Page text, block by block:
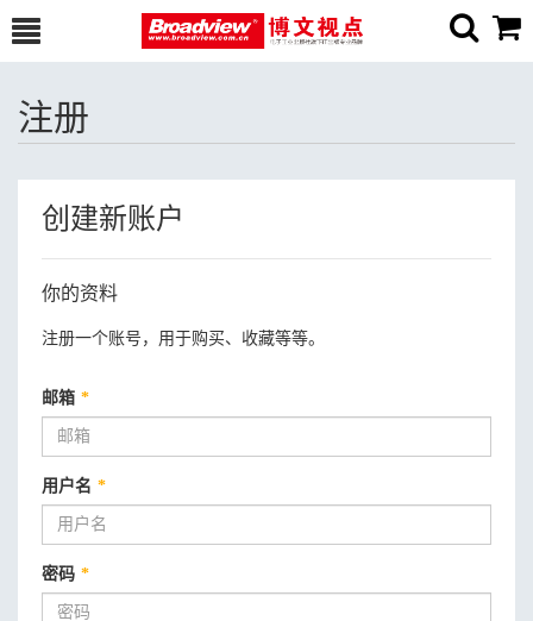
注册
创建新账户
你的资料
注册一个账号，用于购买、收藏等等。
邮箱 *
用户名 *
密码 *